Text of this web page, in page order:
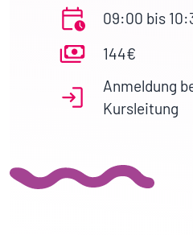
09:00 bis
144€
Anmeldung
Kursleitung